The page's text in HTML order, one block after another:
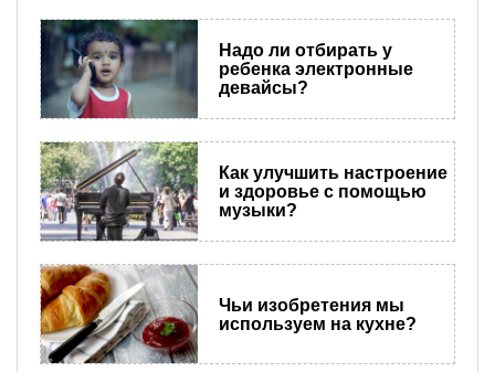
Надо ли отбирать у
ребенка электронные
девайсы?
Как улучшить настроение
и здоровье с помощью
музыки?
Чьи изобретения мы
используем на кухне?